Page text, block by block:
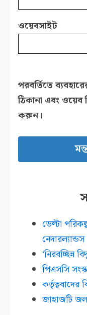
ওয়েবসাইট
পরবর্তিতে
ঠিকানা এবং ওয়েব
করুন।
ডেল্টা
নেদারল্যান্ডস
‘নিরবচ্ছিন্ন
পিএসসি
কর্তৃত্ববাদের
জাহাজটি